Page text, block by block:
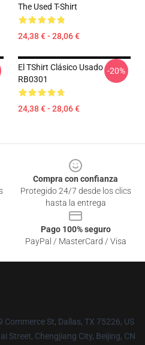
The Used T-Shirt
24,38 € - 28,06 €
El TShirt Clásico Usado
RB0301
24,38 € - 28,06 €
-20%
Compra con confianza
Protegido 24/7 desde los clics
hasta la entrega
Pago 100% seguro
PayPal / MasterCard / Visa
Commerce St, Dallas, TX 75226, US
Street, Chengjiang City, Beijing, CN